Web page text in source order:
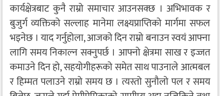
कार्यक्षेत्रबाट कुनै राम्रो समाचार आउनसक्छ । अभिभावक र
बुजुर्ग व्यक्तिको सल्लाह मानेमा लक्ष्यप्राप्तिको मार्गमा सफल
भइनेछ । याद गर्नुहोला, आजको दिन राम्रो बनाउन स्वयं आफ्ना
लागि समय निकाल्न सक्नुपर्छ । आफ्नो क्षेत्रमा साख र इज्जत
कमाउने दिन हो, सहयोगीहरूको समेत साथ पाउनाले आत्मबल
र हिम्मत पलाउने राम्रो समय छ । त्यस्तो सुनौलो पल र समय